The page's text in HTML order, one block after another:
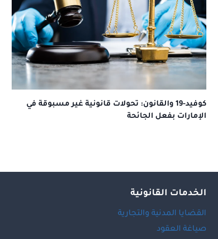
كوفيد-19 والقانون: تحولات قانونية غير مسبوقة في
الإمارات بفعل الجائحة
الخدمات القانونية
القضايا المدنية والتجارية
صياغة العقود